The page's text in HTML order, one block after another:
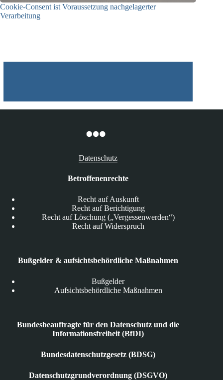
Cookie-Consent ist Voraussetzung nachgelagerter
Verarbeitung
Datenschutz
Betroffenenrechte
Recht auf Auskunft
Recht auf Berichtigung
Recht auf Löschung („Vergessenwerden“)
Recht auf Widerspruch
Bußgelder & aufsichtsbehördliche Maßnahmen
Bußgelder
Aufsichtsbehördliche Maßnahmen
Bundesbeauftragte für den Datenschutz und die
Informationsfreiheit (BfDI)
Bundesdatenschutzgesetz (BDSG)
Datenschutzgrundverordnung (DSGVO)